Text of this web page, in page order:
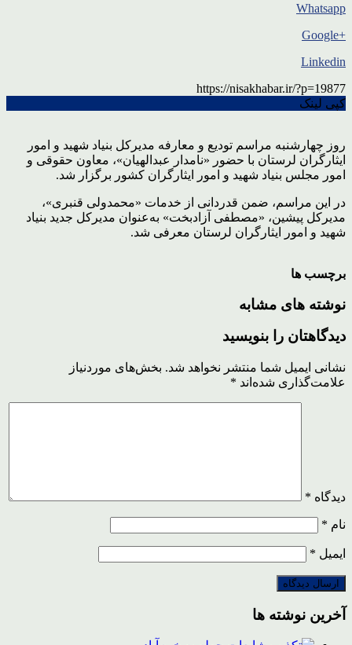
Whatsapp
+Google
Linkedin
https://nisakhabar.ir/?p=19877
کپی لینک
روز چهارشنبه مراسم تودیع و معارفه مدیرکل بنیاد شهید و امور
ایثارگران لرستان با حضور «نامدار عبدالهیان»، معاون حقوقی و
امور مجلس بنیاد شهید و امور ایثارگران کشور برگزار شد.
در این مراسم، ضمن قدردانی از خدمات «محمدولی قنبری»،
مدیرکل پیشین، «مصطفی آزادبخت» به‌عنوان مدیرکل جدید بنیاد
شهید و امور ایثارگران لرستان معرفی شد.
برچسب ها
نوشته های مشابه
دیدگاهتان را بنویسید
نشانی ایمیل شما منتشر نخواهد شد. بخش‌های موردنیاز
علامت‌گذاری شده‌اند *
دیدگاه *
نام *
ایمیل *
آخرین نوشته ها